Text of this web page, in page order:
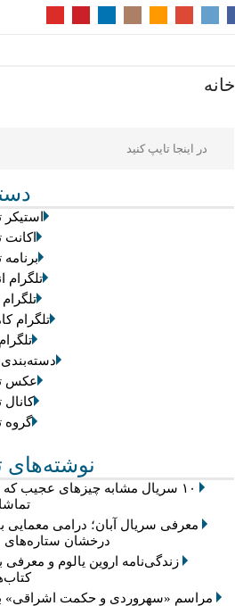
خانه
استیکر
اکانت
برنامه
تلگرام
تلگرام
تلگرام
عکس
کانال
گروه
نوشته‌های
۱۰ سریال مشابه چیزهای عجیب
معرفی سریال آبان؛ درامی معمایی
درخشان ستاره‌های
زندگی‌نامه اروین یالوم و معرفی
مراسم «سهروردی و حکمت اشراقی»